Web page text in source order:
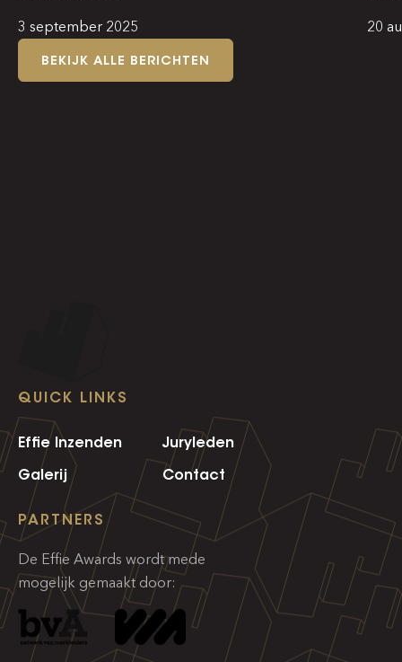
3 september 2025 20
BEKIJK ALLE BERICHTEN
QUICK LINKS
Effie Inzenden
Juryleden
Galerij
Contact
PARTNERS
De Effie Awards wordt mede
mogelijk gemaakt door: